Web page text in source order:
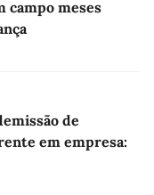
campo meses
de
em empresa: